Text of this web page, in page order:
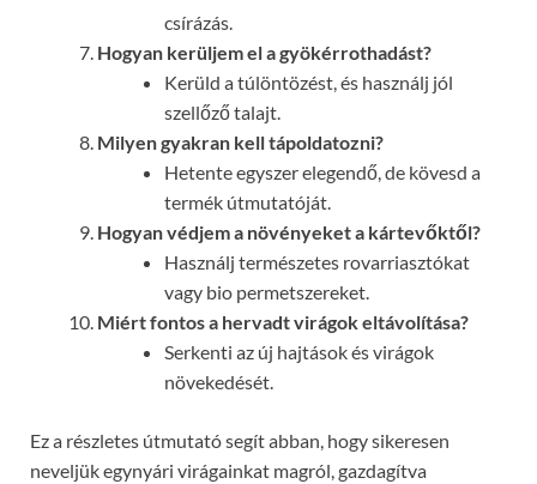
csírázás.
Hogyan kerüljem el a gyökérrothadást?
Kerüld a túlöntözést, és használj jól
szellőző talajt.
Milyen gyakran kell tápoldatozni?
Hetente egyszer elegendő, de kövesd a
termék útmutatóját.
Hogyan védjem a növényeket a kártevőktől?
Használj természetes rovarriasztókat
vagy bio permetszereket.
Miért fontos a hervadt virágok eltávolítása?
Serkenti az új hajtások és virágok
növekedését.
Ez a részletes útmutató segít abban, hogy sikeresen
neveljük egynyári virágainkat magról, gazdagítva